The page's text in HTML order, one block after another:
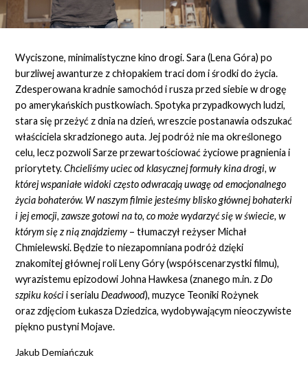
Wyciszone, minimalistyczne kino drogi. Sara (Lena Góra) po
burzliwej awanturze z chłopakiem traci dom i środki do życia.
Zdesperowana kradnie samochód i rusza przed siebie w drogę
po amerykańskich pustkowiach. Spotyka przypadkowych ludzi,
stara się przeżyć z dnia na dzień, wreszcie postanawia odszukać
właściciela skradzionego auta. Jej podróż nie ma określonego
celu, lecz pozwoli Sarze przewartościować życiowe pragnienia i
priorytety.Chcieliśmy uciec od klasycznej formuły kina drogi, w
której wspaniałe widoki często odwracają uwagę od emocjonalnego
życia bohaterów. W naszym filmie jesteśmy blisko głównej bohaterki
i jej emocji, zawsze gotowi na to, co może wydarzyć się w świecie, w
którym się z nią znajdziemy – tłumaczył reżyser Michał
Chmielewski. Będzie to niezapomniana podróż dzięki
znakomitej głównej roli Leny Góry (współscenarzystki filmu),
wyrazistemu epizodowi Johna Hawkesa (znanego m.in. zDo
szpiku kościi serialuDeadwood), muzyce Teoniki Rożynek
oraz zdjęciom Łukasza Dziedzica, wydobywającym nieoczywiste
piękno pustyni Mojave.
Jakub Demiańczuk